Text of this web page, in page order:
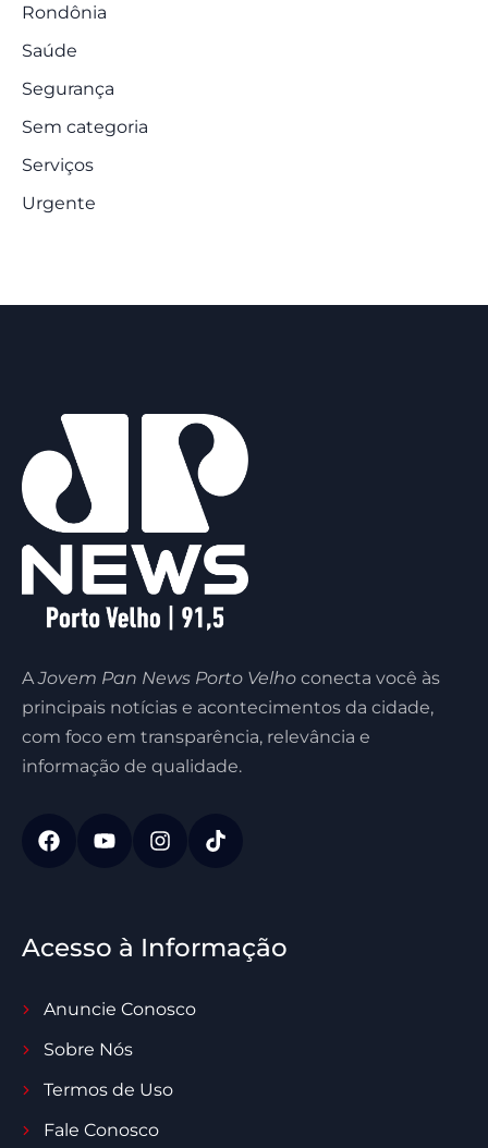
Rondônia
Saúde
Segurança
Sem categoria
Serviços
Urgente
AJovem Pan News Porto Velho conecta você às
principais notícias e acontecimentos da cidade,
com foco em transparência, relevância e
informação de qualidade.
Acesso à Informação
Anuncie Conosco
Sobre Nós
Termos de Uso
Fale Conosco